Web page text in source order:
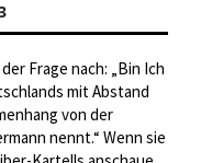
Frage nach: „Bin Ich
mit Abstand
von der
nennt.“ Wenn sie